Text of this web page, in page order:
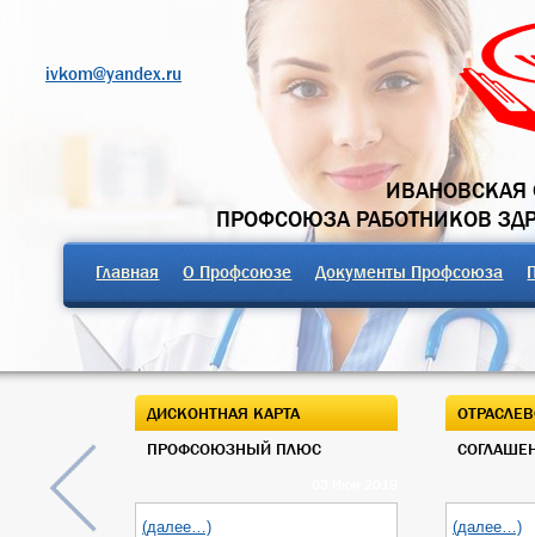
ivkom@yandex.ru
ИВАНОВСКАЯ
ПРОФСОЮЗА РАБОТНИКОВ
Главная О Профсоюзе Документы Профсоюза
ДИСКОНТНАЯ КАРТА
ПРОФСОЮЗНЫЙ ПЛЮС
(далее…) (далее…)